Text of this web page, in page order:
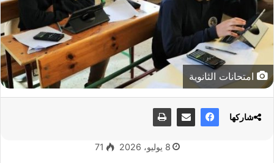
امتحانات الثانوية
8 يوليو، 2026 71
شاركها